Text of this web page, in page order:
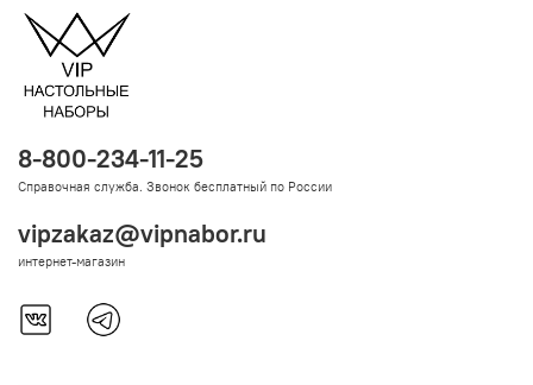
8-800-234-11-25
Справочная служба. Звонок бесплатный по России
vipzakaz@vipnabor.ru
интернет-магазин